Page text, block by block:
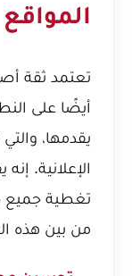
المواقع
تعتمد ثقة
أيضًا على
يقدمها،
الإعلانية.
تغطية جميع
من بين هذه